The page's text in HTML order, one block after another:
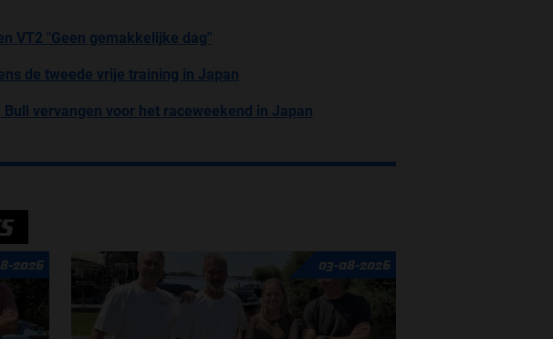
VT2 "Geen gemakkelijke dag"
de tweede vrije training in Japan
vervangen voor het raceweekend in Japan
2026 03-08-2026